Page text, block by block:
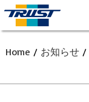
Home / お知らせ/